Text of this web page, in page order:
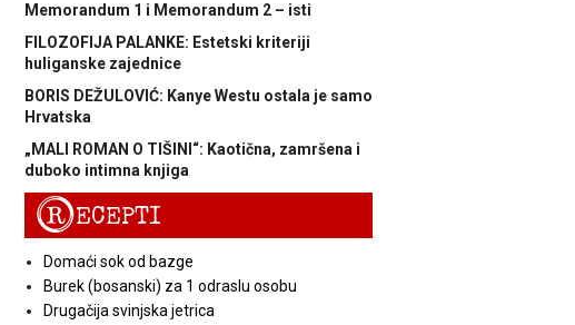
Memorandum 1 i Memorandum 2 – isti
FILOZOFIJA PALANKE: Estetski kriteriji
huliganske zajednice
BORIS DEŽULOVIĆ: Kanye Westu ostala je samo
Hrvatska
„MALI ROMAN O TIŠINI“: Kaotična, zamršena i
duboko intimna knjiga
RECEPTI
Domaći sok od bazge
Burek (bosanski) za 1 odraslu osobu
Drugačija svinjska jetrica